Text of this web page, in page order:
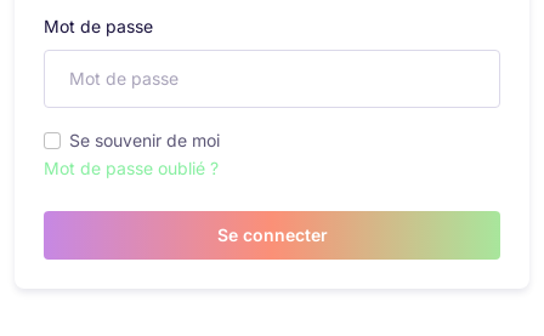
Mot de passe
Se souvenir de moi
Mot de passe oublié ?
Se connecter